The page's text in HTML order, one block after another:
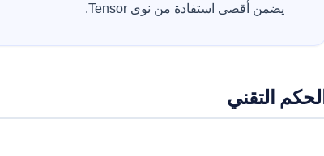
يضمن أقصى استفادة من نوى Tensor.
التقني